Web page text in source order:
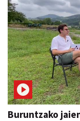
Buruntzako